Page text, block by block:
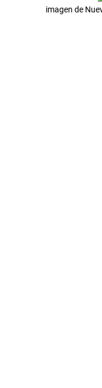
imagen de